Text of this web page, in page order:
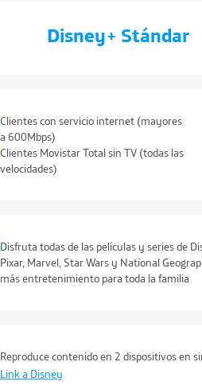
Disney+ Stándar
Clientes con servicio internet (mayores
a 600Mbps)
Clientes Movistar Total sin TV (todas las
velocidades)
Disfruta todas de las películas y series de
Pixar, Marvel, Star Wars y National
más entretenimiento para toda la familia
Reproduce contenido en 2 dispositivos en
Link a Disney